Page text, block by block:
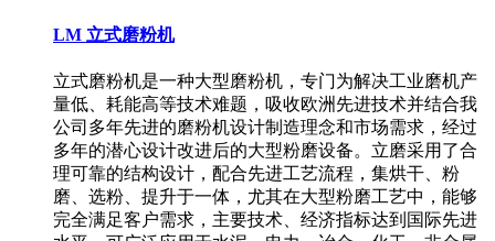
LM 立式磨粉机
立式磨粉机是一种大型磨粉机，专门为解决工业磨机产
量低、耗能高等技术难题，吸收欧洲先进技术并结合我
公司多年先进的磨粉机设计制造理念和市场需求，经过
多年的潜心设计改进后的大型粉磨设备。立磨采用了合
理可靠的结构设计，配合先进工艺流程，集烘干、粉
磨、选粉、提升于一体，尤其在大型粉磨工艺中，能够
完全满足客户需求，主要技术、经济指标达到国际先进